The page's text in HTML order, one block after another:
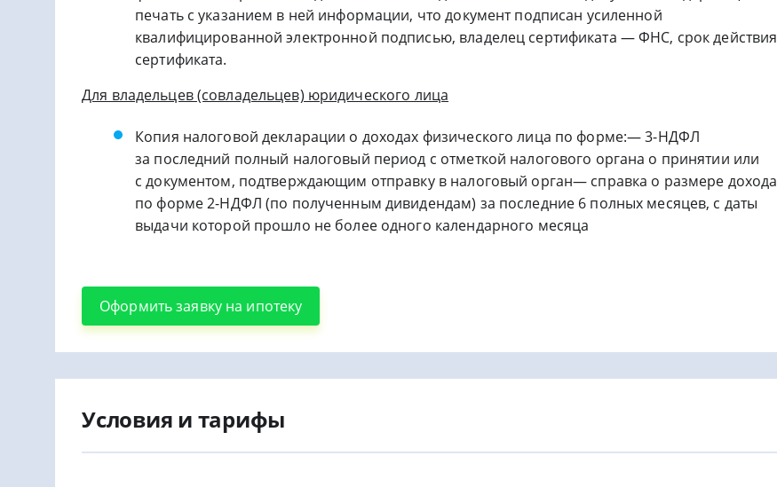
печать с указанием в ней информации, что документ подписан усиленной
квалифицированной электронной подписью, владелец сертификата — ФНС, срок действия
сертификата.
Для владельцев (совладельцев) юридического лица
Копия налоговой декларации о доходах физического лица по форме:— 3-НДФЛ
за последний полный налоговый период с отметкой налогового органа о принятии или
с документом, подтверждающим отправку в налоговый орган— справка о размере дохода
по форме 2-НДФЛ (по полученным дивидендам) за последние 6 полных месяцев, с даты
выдачи которой прошло не более одного календарного месяца
Оформить заявку на ипотеку
Условия и тарифы